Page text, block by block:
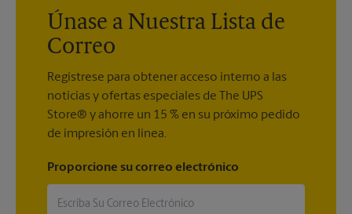
Lunes
4:30 PM
Martes
4:30 PM
Jueves
Viernes
5:30 PM
Sábado
Lunes
5:30 PM
Martes
5:30 PM
Únase a Nuestra Lista de
Correo
Regístrese para obtener acceso interno a las
noticias y ofertas especiales de The UPS
Store® y ahorre un 15 % en su próximo pedido
de impresión en línea.
Proporcione su correo electrónico